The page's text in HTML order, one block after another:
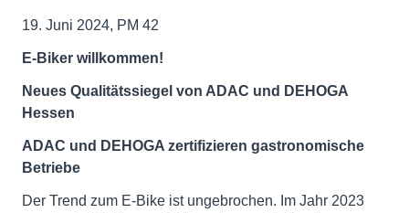
19. Juni 2024, PM 42
E-Biker willkommen!
Neues Qualitätssiegel von ADAC und DEHOGA
Hessen
ADAC und DEHOGA zertifizieren gastronomische
Betriebe
Der Trend zum E-Bike ist ungebrochen. Im Jahr 2023